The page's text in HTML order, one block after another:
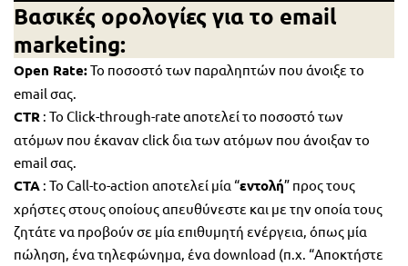
Βασικές ορολογίες για το email
marketing:
Open Rate:Το ποσοστό των παραληπτών που άνοιξε το
email σας.
CTR : Το Click-through-rate αποτελεί το ποσοστό των
ατόμων που έκαναν click δια των ατόμων που άνοιξαν το
email σας.
CTA : Το Call-to-action αποτελεί μία “εντολή” προς τους
χρήστες στους οποίους απευθύνεστε και με την οποία τους
ζητάτε να προβούν σε μία επιθυμητή ενέργεια, όπως μία
πώληση, ένα τηλεφώνημα, ένα download (π.χ. “Αποκτήστε